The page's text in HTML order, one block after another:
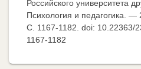
Российского университета
Психология и
C. 1167-1182. doi: 10.22363/
1167-1182